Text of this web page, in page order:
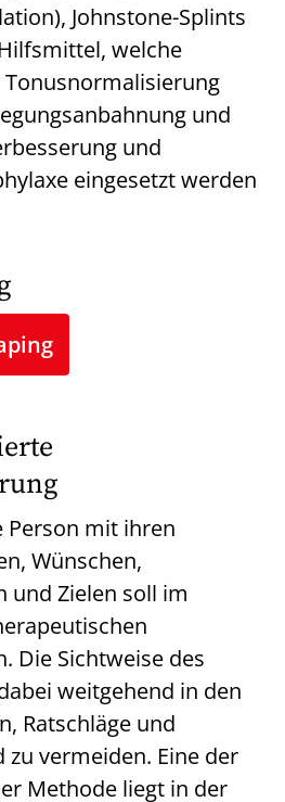
Johnstone-Splints
welche
und
und
eingesetzt werden
Person mit ihren
Wünschen,
und Zielen soll im
Die Sichtweise des
weitgehend in den
Ratschläge und
zu vermeiden. Eine der
Methode liegt in der